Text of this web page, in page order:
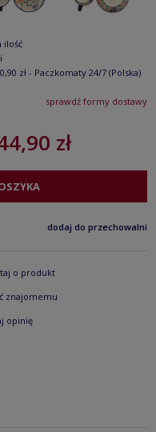
ilość
zł - Paczkomaty 24/7 (Polska)
płatnościsprawdź formy dostawy
zł
dodaj do przechowalni
o produkt
znajomemu
opinię